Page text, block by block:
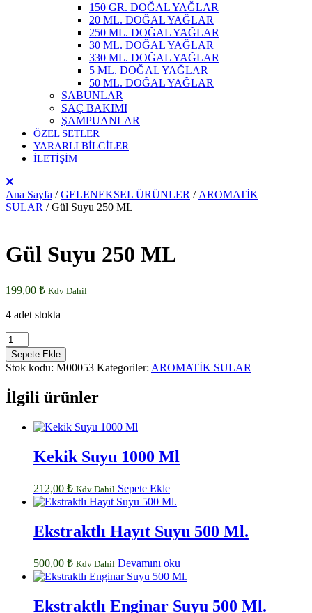
150 GR. DOĞAL YAĞLAR
20 ML. DOĞAL YAĞLAR
250 ML. DOĞAL YAĞLAR
30 ML. DOĞAL YAĞLAR
330 ML. DOĞAL YAĞLAR
5 ML. DOĞAL YAĞLAR
50 ML. DOĞAL YAĞLAR
SABUNLAR
SAÇ BAKIMI
ŞAMPUANLAR
ÖZEL SETLER
YARARLI BİLGİLER
İLETİŞİM
Ana Sayfa /GELENEKSEL ÜRÜNLER / AROMATİK
SULAR / Gül Suyu 250 ML
Gül Suyu 250 ML
199,00 ₺ Kdv Dahil
4 adet stokta
Gül
Suyu
250
ML
adet
Sepete Ekle
Stok kodu: M00053 Kategoriler: AROMATİK SULAR
İlgili ürünler
Kekik Suyu 1000 Ml
212,00 ₺ Kdv Dahil Sepete Ekle
Ekstraktlı Hayıt Suyu 500 Ml.
500,00 ₺ Kdv Dahil Devamını oku
Ekstraktlı Enginar Suyu 500 Ml.